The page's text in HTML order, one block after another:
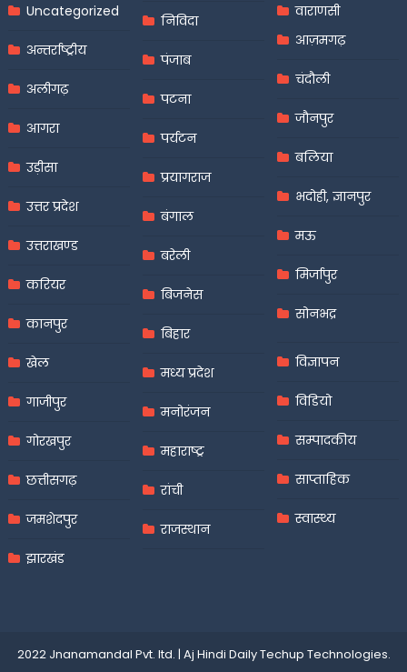
Uncategorized
अन्तर्राष्ट्रीय
अलीगढ़
आगरा
उड़ीसा
उत्तर प्रदेश
उत्तराखण्ड
करियर
कानपुर
खेल
गाजीपुर
गोरखपुर
छत्तीसगढ़
जमशेदपुर
झारखंड
निविदा
पंजाब
पटना
पर्यटन
प्रयागराज
बंगाल
बरेली
बिजनेस
बिहार
मध्य प्रदेश
मनोरंजन
महाराष्ट्र
रांची
राजस्थान
वाराणसी
आज़मगढ़
चंदौली
जौनपुर
बलिया
भदोही, ज्ञानपुर
मऊ
मिर्जापुर
सोनभद्र
विज्ञापन
विडियो
सम्पादकीय
साप्ताहिक
स्वास्थ्य
2022 Jnanamandal Pvt. ltd. | Aj Hindi DailyTechup Technologies.